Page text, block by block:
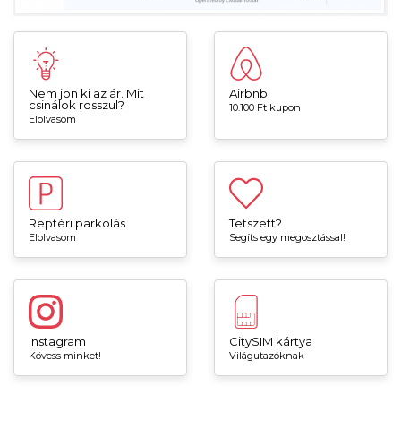
Nem jön ki az ár. Mit
csinálok rosszul?
Elolvasom
Airbnb
10.100 Ft kupon
Reptéri parkolás
Elolvasom
Tetszett?
Segíts egy megosztással!
Instagram
Kövess minket!
CitySIM kártya
Világutazóknak